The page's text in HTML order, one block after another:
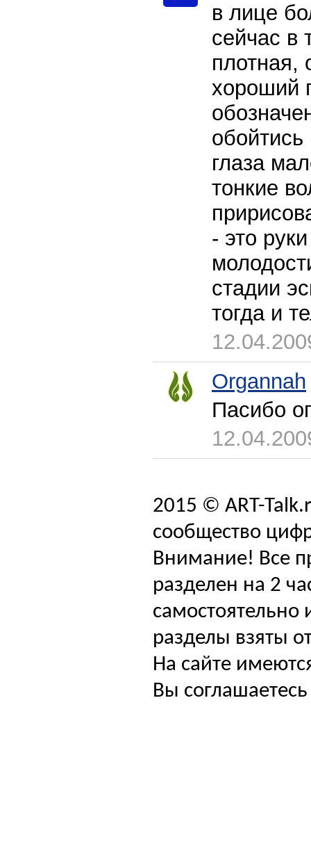
в лице
сейчас в
плотная,
хороший
глаза
тонкие
- это
стадии
тогда и
Organnah
Пасибо
2015 © ART-
сообщество
Внимание! Все
разделен на 2
самостоятельно
разделы взяты
На сайте
Вы